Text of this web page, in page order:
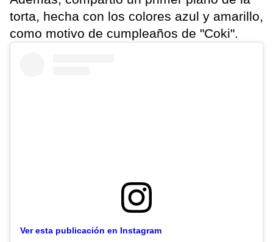
torta, hecha con los colores azul y amarillo,
como motivo de cumpleaños de "Coki".
Ver esta publicación en Instagram